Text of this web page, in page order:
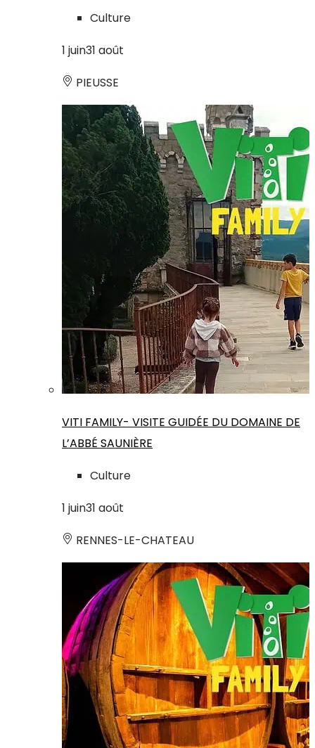
Culture
1 juin31 août
PIEUSSE
VITI FAMILY- VISITE GUIDÉE DU DOMAINE DE
L’ABBÉ SAUNIÈRE
Culture
1 juin31 août
RENNES-LE-CHATEAU